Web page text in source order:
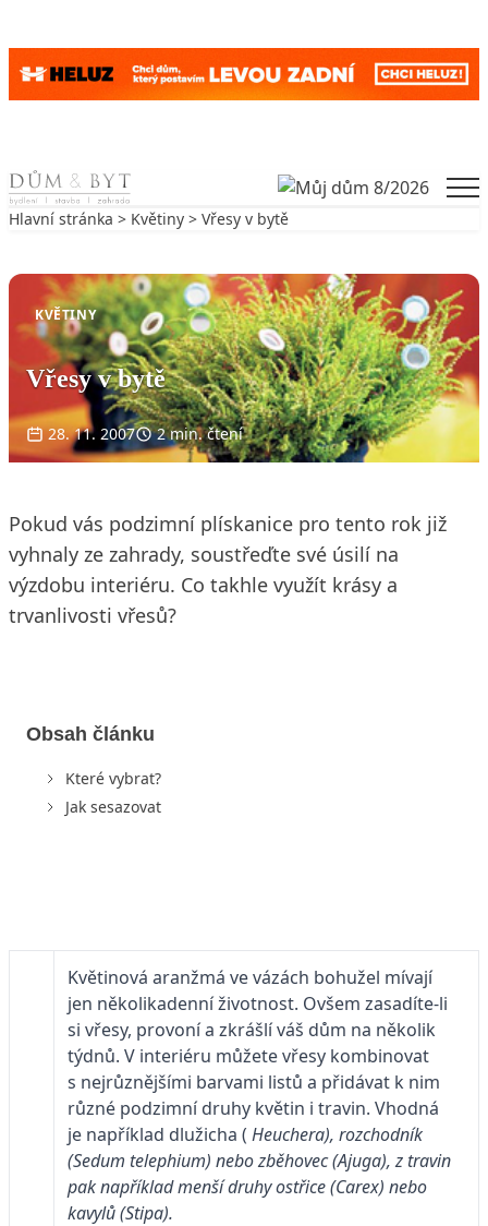
Skip to content
Hlavní stránka > Květiny > Vřesy v bytě
KVĚTINY
Vřesy v bytě
28. 11. 2007 2 min. čtení
Pokud vás podzimní plískanice pro tento rok již
vyhnaly ze zahrady, soustřeďte své úsilí na
výzdobu interiéru. Co takhle využít krásy a
trvanlivosti vřesů?
Obsah článku
Které vybrat?
Jak sesazovat
Květinová aranžmá ve vázách bohužel mívají
jen několikadenní životnost. Ovšem zasadíte-li
si vřesy, provoní a zkrášlí váš dům na několik
týdnů. V interiéru můžete vřesy kombinovat
s nejrůznějšími barvami listů a přidávat k nim
různé podzimní druhy květin i travin. Vhodná
je například dlužicha ( Heuchera), rozchodník
(Sedum telephium) nebo zběhovec (Ajuga), z travin
pak na­příklad menší druhy ostřice (Carex) nebo
kavylů (Stipa).